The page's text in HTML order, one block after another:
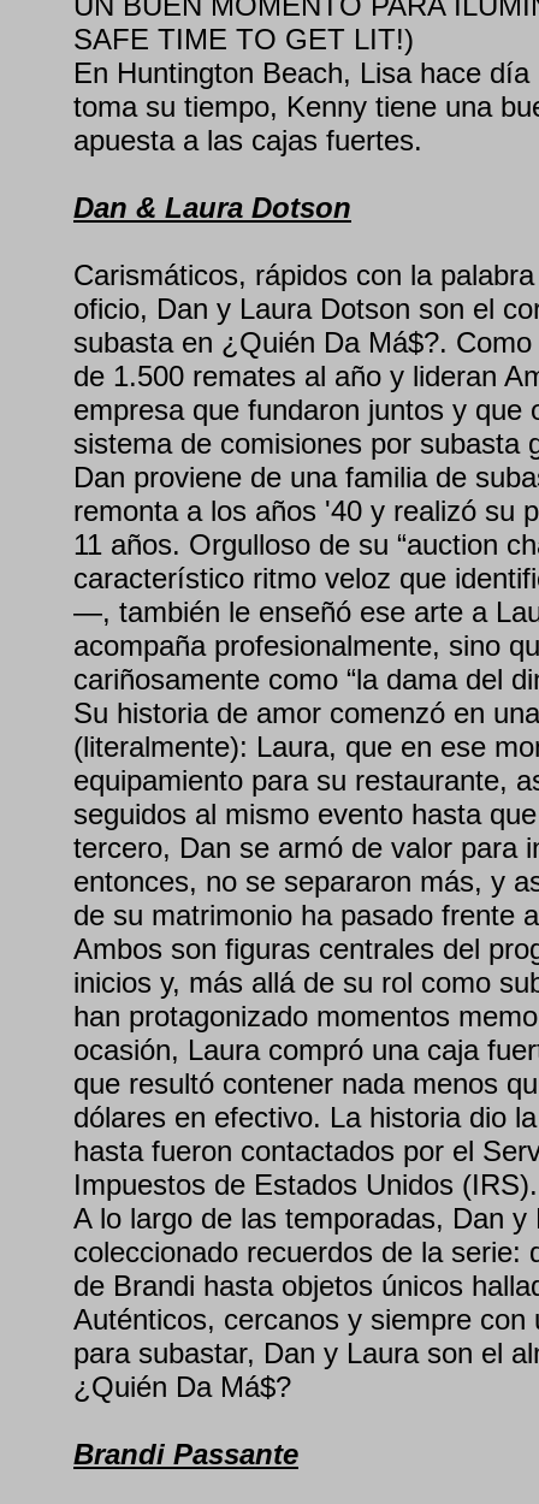
SAFE TIME TO GET LIT!)
En Huntington Beach, Lisa hace
toma su tiempo, Kenny tiene una
apuesta a las cajas fuertes.
Dan & Laura Dotson
Carismáticos, rápidos con la
oficio, Dan y Laura Dotson son el
subasta en ¿Quién Da Má$?.
de 1.500 remates al año y lideran
empresa que fundaron juntos y que
sistema de comisiones por subasta
Dan proviene de una familia de
remonta a los años '40 y realizó su
11 años. Orgulloso de su “auction
característico ritmo veloz que
—, también le enseñó ese arte a
acompaña profesionalmente, sino
cariñosamente como “la dama del
Su historia de amor comenzó en
(literalmente): Laura, que en ese
equipamiento para su restaurante,
seguidos al mismo evento hasta
tercero, Dan se armó de valor para
entonces, no se separaron más, y
de su matrimonio ha pasado frente
Ambos son figuras centrales del
inicios y, más allá de su rol como
han protagonizado momentos
ocasión, Laura compró una caja
que resultó contener nada menos
dólares en efectivo. La historia dio
hasta fueron contactados por el
Impuestos de Estados Unidos (IRS).
A lo largo de las temporadas, Dan y
coleccionado recuerdos de la serie:
de Brandi hasta objetos únicos
Auténticos, cercanos y siempre con
para subastar, Dan y Laura son el
¿Quién Da Má$?
Brandi Passante